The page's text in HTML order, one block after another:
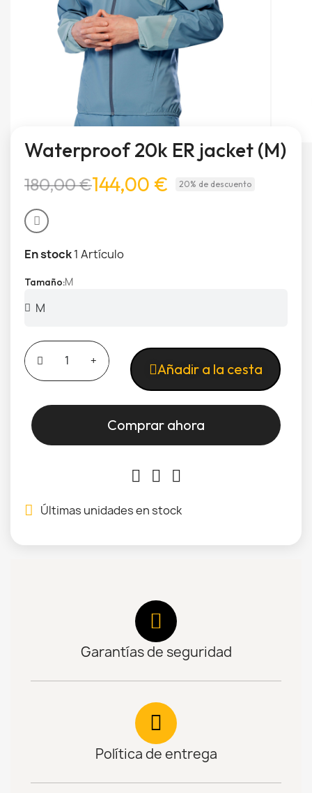
Waterproof 20k ER jacket (M)
180,00 €144,00 € 20% de descuento
En stock1 Artículo
Tamaño M
Añadir a la cesta
Comprar ahora
Últimas unidades en stock
Garantías de seguridad
Política de entrega